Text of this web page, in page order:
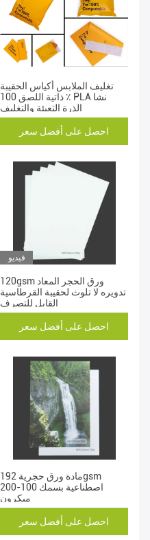
تغليف الملابس أكياس الحقيبة
ذاتية اللصق 100 ٪ PLA نشا
الذرة التعبئة والتغليف
احصل على أفضل سعر
فيديو
120gsm ورق الحجر المعاد
تدويره لا تلوث لحقيبة القرطاسية
القابل للتصرف
احصل على أفضل سعر
مادة ورق حجرية 192gsm
اصطناعية بسمك 100-200
ميكرون
احصل على أفضل سعر